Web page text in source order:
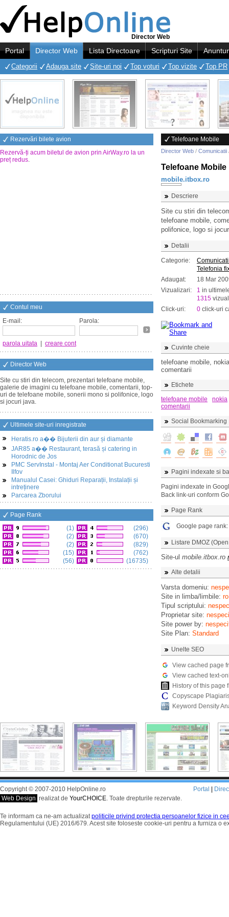
Director Web
Portal Director Web Lista Directoare Scripturi Site
Categorii Adauga site Site-uri noi Top voturi Top vizite Top PR
Rezervări bilete avion
Rezervă-ți acum biletul de avion prin AirWay.ro la un
preț redus.
Contul meu
E-mail:
Parola:
parola uitata creare cont
Director Web
Site cu stiri din telecom, prezentari telefoane mobile,
galerie de imagini cu telefoane mobile, comentarii, top-
uri de telefoane mobile, sonerii mono si polifonice, logo
si jocuri java.
Ultimele site-uri inregistrate
Heratis.ro a�� Bijuterii din aur și diamante
JAR85 a�� Restaurant, terasă și catering in
Horodnic de Jos
PMC ServInstal - Montaj Aer Conditionat Bucuresti
Ilfov
Manualul Casei: Ghiduri Reparații, Instalații și
intreținere
Parcarea Zborului
Page Rank
(1)
(2)
(2)
(15)
(56)
(296)
(670)
(829)
(762)
(16735)
Telefoane Mobile
Director Web / Comunicatii
Telefoane Mobile
mobile.itbox.ro
Descriere
Site cu stiri din
telefoane mobile,
polifonice, logo si
Detalii
Categorie:
Telefonia
Adaugat:
18 Mar
Vizualizari:
1 in
1315
Click-uri:
0 click-uri
Cuvinte cheie
telefoane mobile,
comentarii
Etichete
telefoane mobile
nokia
comentarii
Social Bookmarking
Pagini indexate si
Pagini indexate in
Back link-uri conform
Page Rank
Google page rank:
Listare DMOZ
Site-ul mobile.itbox.ro
Alte detalii
Varsta domeniu:
Site in limba/limbile: ro
Tipul scriptului:
Proprietar site:
Site power by:
Site Plan: Standard
Unelte SEO
View cached page
View cached text-
History of this page
Copyscape
Keyword Density
Copyright © 2007-2010 HelpOnline.ro
Web Design realizat de YourCHOICE. Toate drepturile rezervate.
Portal
Te informam ca ne-am actualizatpoliticile privind protectia persoanelor fizice in
Regulamentului (UE) 2016/679. Acest site foloseste cookie-uri pentru a furniza o